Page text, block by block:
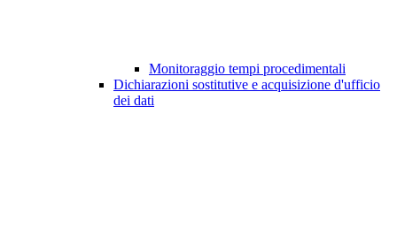
Monitoraggio tempi procedimentali
Dichiarazioni sostitutive e acquisizione d'ufficio
dei dati